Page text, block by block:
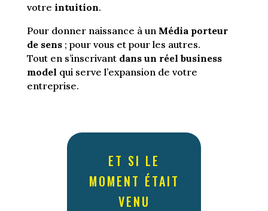
votre intuition.
Pour donner naissance à un Média porteur
de sens; pour vous et pour les autres.
Tout en s’inscrivant dans un réel business
model qui serve l’expansion de votre
entreprise.
ET SI LE
MOMENT ÉTAIT
VENU